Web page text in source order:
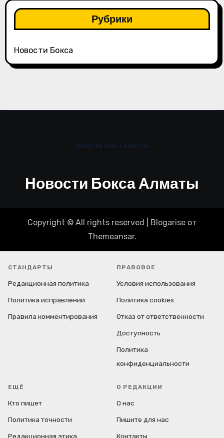
Рубрики
Новости Бокса
Новости Бокса Алматы
Copyright © All rights reserved Blogariseот
Themeansar.
СТАНДАРТЫ
Редакционная политика
Политика исправлений
Правила комментирования
ПРАВОВОЕ
Условия использования
Политика cookies
Отказ от ответственности
Доступность
Политика
конфиденциальности
ЕЩЁ
Кто пишет
Политика точности
Редакционная этика
О РЕДАКЦИИ
О нас
Пишите для нас
Контакты